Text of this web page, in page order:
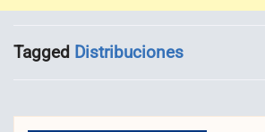
Tagged Distribuciones